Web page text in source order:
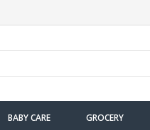
BABY CARE GROCERY